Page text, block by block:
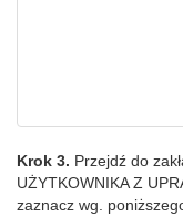
Krok 3. Przejdź do
UŻYTKOWNIKA Z
zaznacz wg.